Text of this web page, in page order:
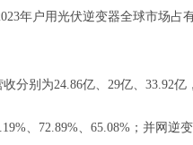
年户用光伏逆变器全球市场占
分别为24.86亿、29亿、33.92亿
、72.89%、65.08%；并网逆